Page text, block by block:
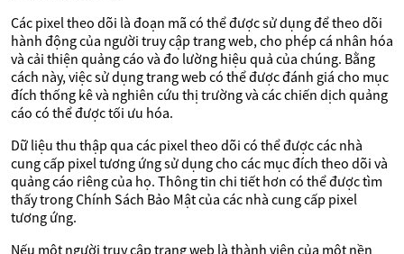
Các pixel theo dõi là đoạn mã có thể được sử dụng để theo dõi
hành động của người truy cập trang web, cho phép cá nhân hóa
và cải thiện quảng cáo và đo lường hiệu quả của chúng. Bằng
cách này, việc sử dụng trang web có thể được đánh giá cho mục
đích thống kê và nghiên cứu thị trường và các chiến dịch quảng
cáo có thể được tối ưu hóa.
Dữ liệu thu thập qua các pixel theo dõi có thể được các nhà
cung cấp pixel tương ứng sử dụng cho các mục đích theo dõi và
quảng cáo riêng của họ. Thông tin chi tiết hơn có thể được tìm
thấy trong Chính Sách Bảo Mật của các nhà cung cấp pixel
tương ứng.
Nếu một người truy cập trang web là thành viên của một nền